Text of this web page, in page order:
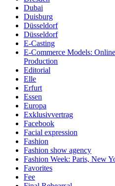
Dubai
Duisburg
Düsseldorf
Düsseldorf
E-Casting
E-Commerce Models:
Production
Editorial
Elle
Erfurt
Essen
Europa
Exklusivvertrag
Facebook
Facial expression
Fashion
Fashion show agency
Fashion Week: Paris, New
Favorites
Fee